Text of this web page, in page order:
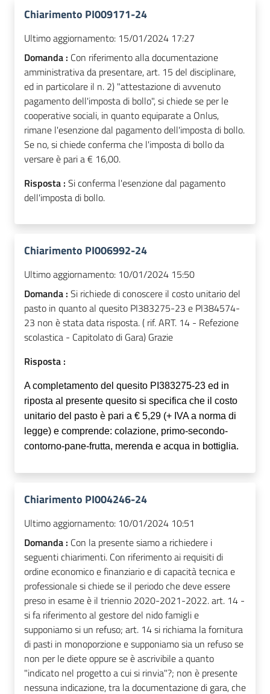
Chiarimento PI009171-24
Ultimo aggiornamento: 15/01/2024 17:27
Domanda : Con riferimento alla documentazione
amministrativa da presentare, art. 15 del disciplinare,
ed in particolare il n. 2) "attestazione di avvenuto
pagamento dell'imposta di bollo", si chiede se per le
cooperative sociali, in quanto equiparate a Onlus,
rimane l'esenzione dal pagamento dell'imposta di bollo.
Se no, si chiede conferma che l'imposta di bollo da
versare è pari a € 16,00.
Risposta : Si conferma l'esenzione dal pagamento
dell'imposta di bollo.
Chiarimento PI006992-24
Ultimo aggiornamento: 10/01/2024 15:50
Domanda : Si richiede di conoscere il costo unitario del
pasto in quanto al quesito PI383275-23 e PI384574-
23 non è stata data risposta. ( rif. ART. 14 - Refezione
scolastica - Capitolato di Gara) Grazie
Risposta :
A completamento del quesito PI383275-23 ed in
riposta al presente quesito si specifica che il costo
unitario del pasto è pari a € 5,29 (+ IVA a norma di
legge) e comprende: colazione, primo-secondo-
contorno-pane-frutta, merenda e acqua in bottiglia.
Chiarimento PI004246-24
Ultimo aggiornamento: 10/01/2024 10:51
Domanda : Con la presente siamo a richiedere i
seguenti chiarimenti. Con riferimento ai requisiti di
ordine economico e finanziario e di capacità tecnica e
professionale si chiede se il periodo che deve essere
preso in esame è il triennio 2020-2021-2022. art. 14 -
si fa riferimento al gestore del nido famigli e
supponiamo si un refuso; art. 14 si richiama la fornitura
di pasti in monoporzione e supponiamo sia un refuso se
non per le diete oppure se è ascrivibile a quanto
"indicato nel progetto a cui si rinvia"?; non è presente
nessuna indicazione, tra la documentazione di gara, che